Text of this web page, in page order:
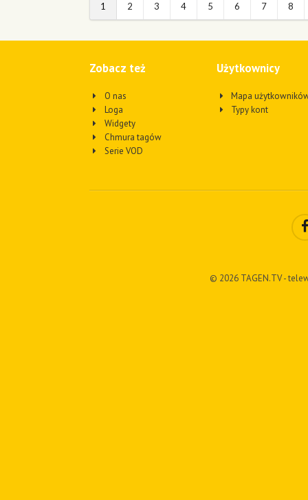
1 2 3 4 5 6 7 8
Zobacz też
O nas
Loga
Widgety
Chmura tagów
Serie VOD
Użytkownicy
Mapa
Typy kont
© 2026 TAGEN.TV -